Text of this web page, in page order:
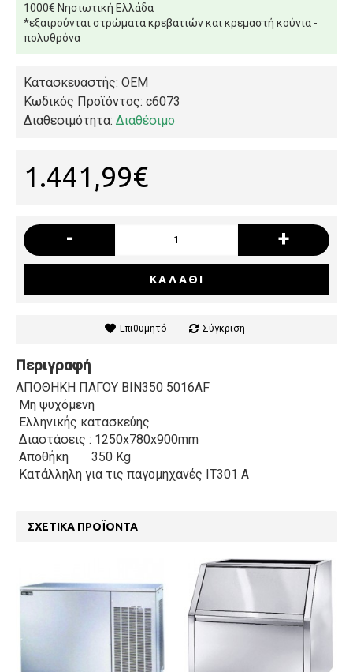
1000€ Νησιωτική Ελλάδα
*εξαιρούνται στρώματα κρεβατιών και κρεμαστή κούνια -
πολυθρόνα
Κατασκευαστής: OEM
Κωδικός Προϊόντος: c6073
Διαθεσιμότητα: Διαθέσιμο
1.441,99€
- +
ΚΑΛΆΘΙ
Επιθυμητό Σύγκριση
Περιγραφή
ΑΠΟΘΗΚΗ ΠΑΓΟΥ BIN350 5016AF
Μη ψυχόμενη
Ελληνικής κατασκεύης
Διαστάσεις : 1250x780x900mm
Αποθήκη
350 Kg
Κατάλληλη για τις παγομηχανές IT301 A
ΣΧΕΤΙΚΆ ΠΡΟΪΌΝΤΑ